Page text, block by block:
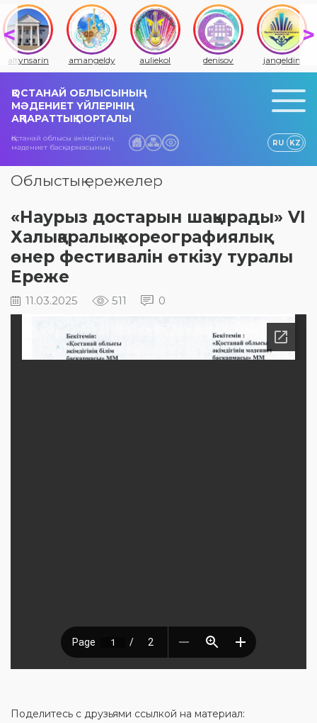
altynsarin amangeldy auliekol denisov jangeldin
ҚОСТАНАЙ ОБЛЫСЫНЫҢ
МӘДЕНИЕТ ҮЙЛЕРІНІҢ
АҚПАРАТТЫҚ ПОРТАЛЫ
Қостанай облысы әкімдігінің
мәдениет басқармасының
RU KZ
Облыстық ережелер
«Наурыз достарын шақырады» VI
Халықаралық хореографиялық
өнер фестивалін өткізу туралы
Ереже
11.03.2025 511 0
Поделитесь с друзьями ссылкой на материал: